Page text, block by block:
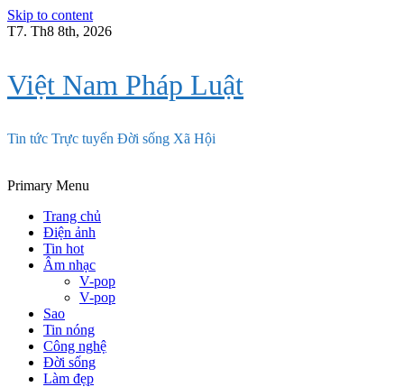
Skip to content
T7. Th8 8th, 2026
Việt Nam Pháp Luật
Tin tức Trực tuyến Đời sống Xã Hội
Primary Menu
Trang chủ
Điện ảnh
Tin hot
Âm nhạc
V-pop
V-pop
Sao
Tin nóng
Công nghệ
Đời sống
Làm đẹp